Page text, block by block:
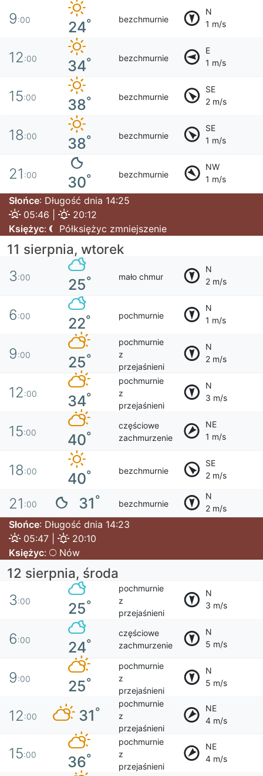
9:00 24° bezchmurnie
N
1 m/s
12:00 34° bezchmurnie
E
1 m/s
15:00 38° bezchmurnie
SE
2 m/s
18:00 38° bezchmurnie
SE
1 m/s
21 :00 30° bezchmurnie
NW
1 m/s
Słońce: Długość dnia 14:25
05:46 |
20:12
Księżyc: Półksiężyc zmniejszenie
11 sierpnia, wtorek
3:00 25° mało chmur
N
2 m/s
6:00 22° pochmurnie
N
1 m/s
9:00 25°
pochmurnie
z
przejaśnieni
N
2 m/s
12:00 34°
pochmurnie
z
przejaśnieni
N
3 m/s
15:00 40°
częściowe
zachmurzenie
NE
1 m/s
18:00 40° bezchmurnie
SE
2 m/s
21 :00 31° bezchmurnie
N
2 m/s
Słońce: Długość dnia 14:23
05:47 |
20:10
Księżyc: Nów
12 sierpnia, środa
3:00 25°
pochmurnie
z
przejaśnieni
N
3 m/s
6:00 24°
częściowe
zachmurzenie
N
5 m/s
9:00 25°
pochmurnie
z
przejaśnieni
N
5 m/s
12:00 31°
pochmurnie
z
przejaśnieni
NE
4 m/s
15:00 36°
pochmurnie
z
przejaśnieni
NE
4 m/s